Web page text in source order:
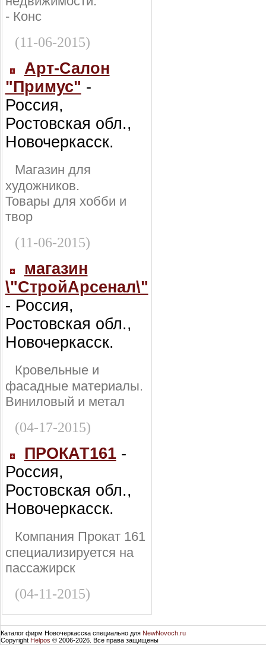
- Конс
(11-06-2015)
Арт-Салон
"Примус" -
Россия,
Ростовская обл.,
Новочеркасск.
Магазин для
художников.
Товары для хобби и
твор
(11-06-2015)
магазин
\"СтройАрсенал\"
- Россия,
Ростовская обл.,
Новочеркасск.
Кровельные и
фасадные материалы.
Виниловый и метал
(04-17-2015)
ПРОКАТ161-
Россия,
Ростовская обл.,
Новочеркасск.
Компания Прокат 161
специализируется на
пассажирск
(04-11-2015)
Каталог фирм Новочеркасска специально для NewNovoch.ru
Copyright Helpos © 2006-2026. Все права защищены